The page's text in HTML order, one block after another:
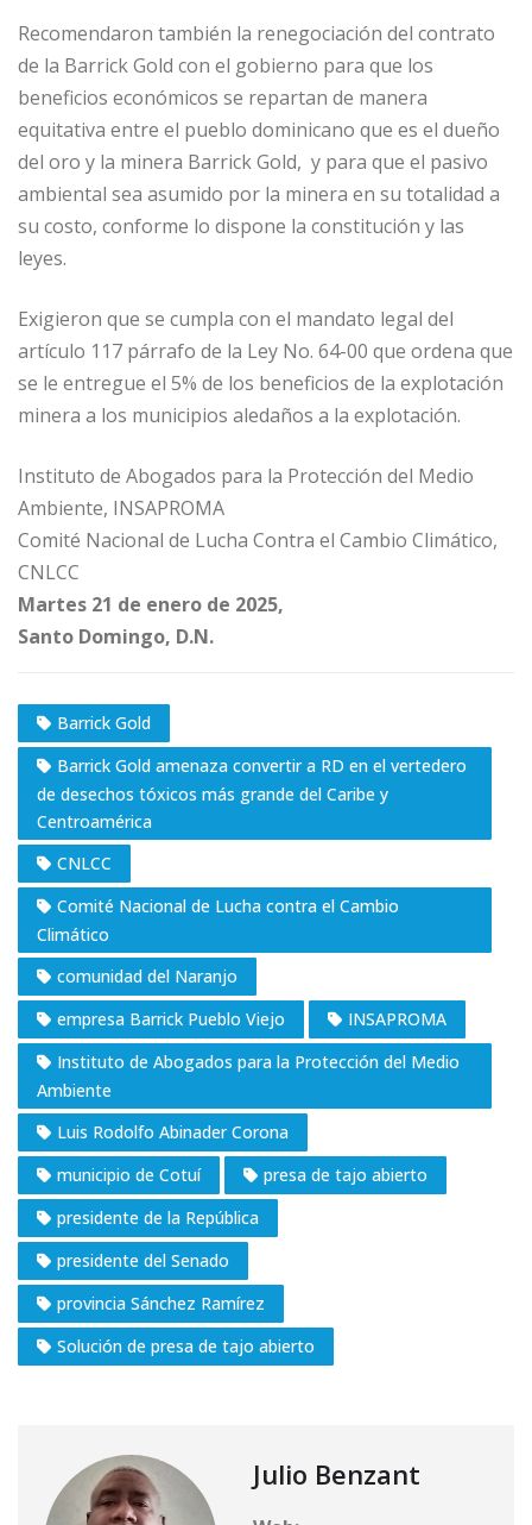
Recomendaron también la renegociación del contrato
de la Barrick Gold con el gobierno para que los
beneficios económicos se repartan de manera
equitativa entre el pueblo dominicano que es el dueño
del oro y la minera Barrick Gold, y para que el pasivo
ambiental sea asumido por la minera en su totalidad a
su costo, conforme lo dispone la constitución y las
leyes.
Exigieron que se cumpla con el mandato legal del
artículo 117 párrafo de la Ley No. 64-00 que ordena que
se le entregue el 5% de los beneficios de la explotación
minera a los municipios aledaños a la explotación.
Instituto de Abogados para la Protección del Medio
Ambiente, INSAPROMA
Comité Nacional de Lucha Contra el Cambio Climático,
CNLCC
Martes 21 de enero de 2025,
Santo Domingo, D.N.
Barrick Gold
Barrick Gold amenaza convertir a RD en el vertedero
de desechos tóxicos más grande del Caribe y
Centroamérica
CNLCC
Comité Nacional de Lucha contra el Cambio
Climático
comunidad del Naranjo
empresa Barrick Pueblo Viejo
INSAPROMA
Instituto de Abogados para la Protección del Medio
Ambiente
Luis Rodolfo Abinader Corona
municipio de Cotuí
presa de tajo abierto
presidente de la República
presidente del Senado
provincia Sánchez Ramírez
Solución de presa de tajo abierto
Julio Benzant